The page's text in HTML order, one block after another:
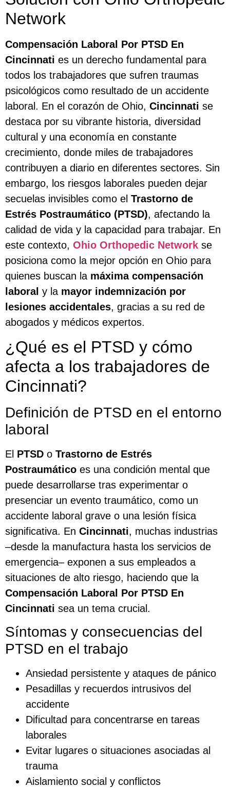
Network
Compensación Laboral Por PTSD En
Cincinnati es un derecho fundamental para
todos los trabajadores que sufren traumas
psicológicos como resultado de un accidente
laboral. En el corazón de Ohio, Cincinnati se
destaca por su vibrante historia, diversidad
cultural y una economía en constante
crecimiento, donde miles de trabajadores
contribuyen a diario en diferentes sectores. Sin
embargo, los riesgos laborales pueden dejar
secuelas invisibles como el Trastorno de
Estrés Postraumático (PTSD), afectando la
calidad de vida y la capacidad para trabajar. En
este contexto, Ohio Orthopedic Network se
posiciona como la mejor opción en Ohio para
quienes buscan la máxima compensación
laboral y la mayor indemnización por
lesiones accidentales, gracias a su red de
abogados y médicos expertos.
¿Qué es el PTSD y cómo
afecta a los trabajadores de
Cincinnati?
Definición de PTSD en el entorno
laboral
El PTSD o Trastorno de Estrés
Postraumático es una condición mental que
puede desarrollarse tras experimentar o
presenciar un evento traumático, como un
accidente laboral grave o una lesión física
significativa. En Cincinnati, muchas industrias
–desde la manufactura hasta los servicios de
emergencia– exponen a sus empleados a
situaciones de alto riesgo, haciendo que la
Compensación Laboral Por PTSD En
Cincinnati sea un tema crucial.
Síntomas y consecuencias del
PTSD en el trabajo
Ansiedad persistente y ataques de pánico
Pesadillas y recuerdos intrusivos del
accidente
Dificultad para concentrarse en tareas
laborales
Evitar lugares o situaciones asociadas al
trauma
Aislamiento social y conflictos